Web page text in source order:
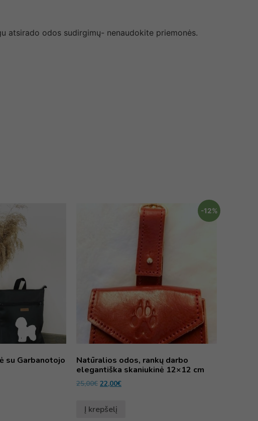
atsirado odos sudirgimų- nenaudokite priemonės.
su Garbanotojo
-12%
Natūralios odos, rankų darbo
elegantiška skaniukinė 12×12 cm
25,00€ 22,00€
Į krepšelį